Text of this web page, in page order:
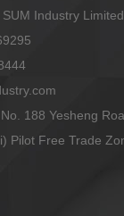
Industry Limited
188 Yesheng
Pilot Free Trade